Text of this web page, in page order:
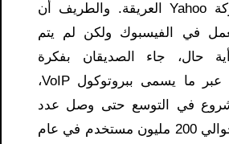
بعد أن تركا شركة Yahoo العريقة. والطريف أن
في الفيسبوك ولكن لم يتم
حال، جاء الصديقان بفكرة
المراسلة النصية عبر ما يسمى ببروتوكول VoIP،
في التوسع حتى وصل عدد
مستخدميه إلى حوالي 200 مليون مستخدم في عام